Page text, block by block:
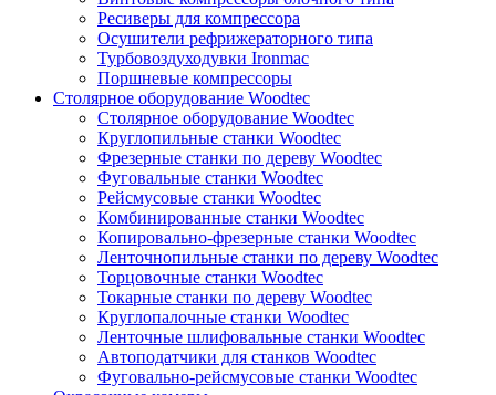
Ресиверы для компрессора
Осушители рефрижераторного типа
Турбовоздуходувки Ironmac
Поршневые компрессоры
Столярное оборудование Woodtec
Столярное оборудование Woodtec
Круглопильные станки Woodtec
Фрезерные станки по дереву Woodtec
Фуговальные станки Woodtec
Рейсмусовые станки Woodtec
Комбинированные станки Woodtec
Копировально-фрезерные станки Woodtec
Ленточнопильные станки по дереву Woodtec
Торцовочные станки Woodtec
Токарные станки по дереву Woodtec
Круглопалочные станки Woodtec
Ленточные шлифовальные станки Woodtec
Автоподатчики для станков Woodtec
Фуговально-рейсмусовые станки Woodtec